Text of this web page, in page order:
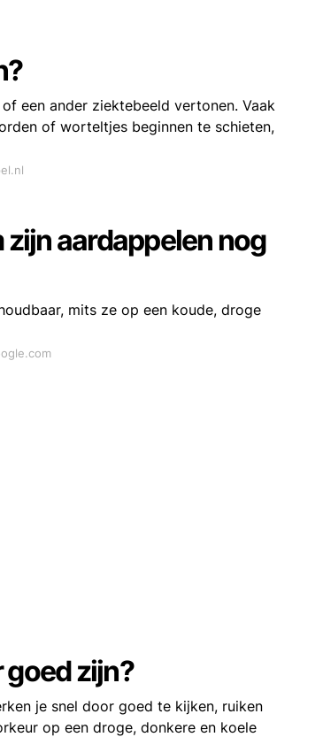
een ander ziektebeeld vertonen. Vaak
of worteltjes beginnen te schieten,
aardappelen nog
mits ze op een koude, droge
goed zijn?
je snel door goed te kijken, ruiken
op een droge, donkere en koele